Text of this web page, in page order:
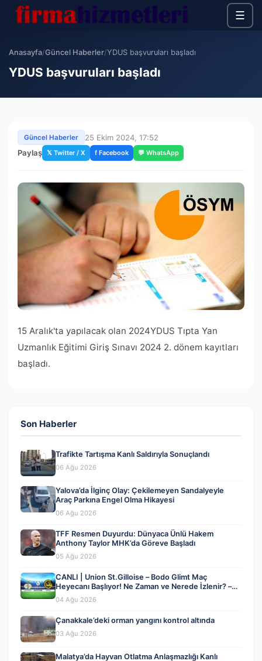
☰
Anasayfa/Güncel Haberler/YDUS başvuruları başladı
YDUS başvuruları başladı
Güncel Haberler
25 Ekim 2024, 17:52
Paylaş 𝕏 Twitter / X f Facebook 💬 WhatsApp
15 Aralık'ta yapılacak olan 2024YDUS Tıpta Yan
Uzmanlık Eğitimi Giriş Sınavı 2024 2. dönem kayıtları
başladı.
Son Haberler
Trafikte Tartışma Kanlı Saldırıyla Sonuçlandı
06 Ağu 2026
Yalova’da İlginç Olay: Çekilemeyen Sandalyeyle
Araç Parkına Engel Olma Hikayesi
06 Ağu 2026
TFF Resmen Duyurdu: Dünyaca Ünlü Hakem
Anthony Taylor MHK’da Göreve Başladı
05 Ağu 2026
CANLI | Union St.Gilloise – Bodo Glimt Maç
Heyecanı Başlıyor! Ne Zaman ve Nerede İzlenir? –
04 Ağustos 2026
04 Ağu 2026
Çanakkale’deki orman yangını kontrol altında
03 Ağu 2026
Malatya’da Hayvan Otlatma Anlaşmazlığı Kanlı